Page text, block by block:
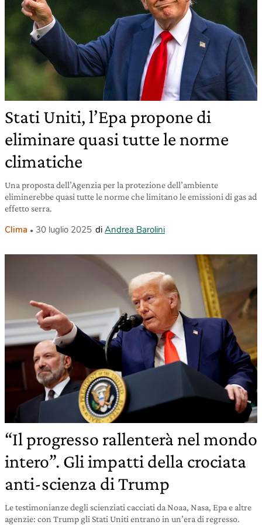
Stati Uniti, l’Epa propone di
eliminare quasi tutte le norme
climatiche
Una proposta dell’Agenzia per la protezione dell’ambiente
eliminerebbe quasi tutte le norme che limitano le emissioni di gas ad
effetto serra.
Clima 30 luglio 2025 di Andrea Barolini
“Il progresso rallenterà nel mondo
intero”. Gli impatti della crociata
anti-scienza di Trump
Le testimonianze degli scienziati cacciati da Noaa, Nasa, Epa e altre
agenzie: con Trump gli Stati Uniti entrano in un’era di regresso.